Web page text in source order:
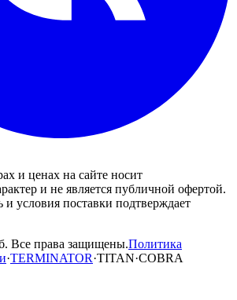
и ценах на сайте носит
и не является публичной офертой.
условия поставки подтверждает
права защищены.Политика
·TERMINATOR·TITAN·COBRA